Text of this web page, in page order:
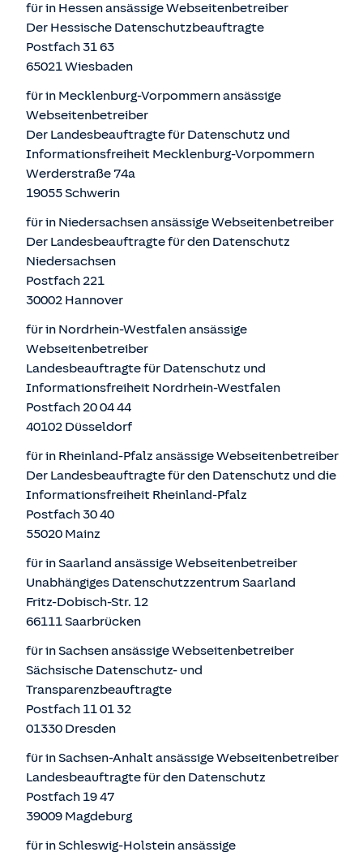
für in Hessen ansässige Webseitenbetreiber
Der Hessische Datenschutzbeauftragte
Postfach 31 63
65021 Wiesbaden
für in Mecklenburg-Vorpommern ansässige
Webseitenbetreiber
Der Landesbeauftragte für Datenschutz und
Informationsfreiheit Mecklenburg-Vorpommern
Werderstraße 74a
19055 Schwerin
für in Niedersachsen ansässige Webseitenbetreiber
Der Landesbeauftragte für den Datenschutz
Niedersachsen
Postfach 221
30002 Hannover
für in Nordrhein-Westfalen ansässige
Webseitenbetreiber
Landesbeauftragte für Datenschutz und
Informationsfreiheit Nordrhein-Westfalen
Postfach 20 04 44
40102 Düsseldorf
für in Rheinland-Pfalz ansässige Webseitenbetreiber
Der Landesbeauftragte für den Datenschutz und die
Informationsfreiheit Rheinland-Pfalz
Postfach 30 40
55020 Mainz
für in Saarland ansässige Webseitenbetreiber
Unabhängiges Datenschutzzentrum Saarland
Fritz-Dobisch-Str. 12
66111 Saarbrücken
für in Sachsen ansässige Webseitenbetreiber
Sächsische Datenschutz- und
Transparenzbeauftragte
Postfach 11 01 32
01330 Dresden
für in Sachsen-Anhalt ansässige Webseitenbetreiber
Landesbeauftragte für den Datenschutz
Postfach 19 47
39009 Magdeburg
für in Schleswig-Holstein ansässige